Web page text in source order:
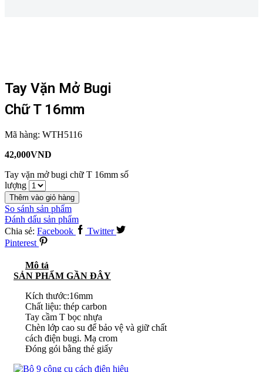
Tay Vặn Mở Bugi
Chữ T 16mm
Mã hàng: WTH5116
42,000VND
Tay vặn mở bugi chữ T 16mm số
lượng
Thêm vào giỏ hàng
So sánh sản phẩm
Đánh dấu sản phẩm
Chia sẻ: Facebook
Twitter
Pinterest
Mô tả
SẢN PHẨM GẦN ĐÂY
Kích thước:16mm
Chất liệu: thép carbon
Tay cầm T bọc nhựa
Chèn lớp cao su để bảo vệ và giữ chất
cách điện bugi. Mạ crom
Đóng gói bằng thẻ giấy